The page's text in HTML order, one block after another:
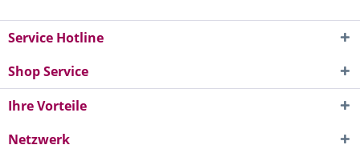
Service Hotline
Shop Service
Ihre Vorteile
Netzwerk